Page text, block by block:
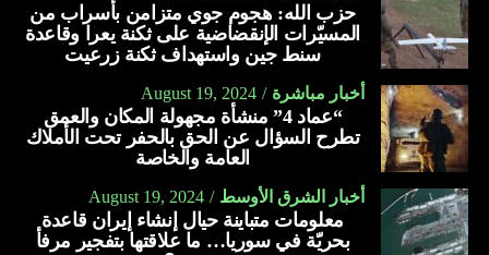
حزب الله: هجوم جوي متزامن بأسراب من
المسيّرات الإنقضاضية على ثكنة يعرا وقاعدة
سنط جين واستهداف ثكنة زرعيت
أخبار مباشرة August 19, 2024
“عماد 4” منشأة مجهولة المكان والعمق
تطرح السؤال عن الحق بالحفر تحت الأملاك
العامة والخاصة
أخبار الشرق الأوسط August 19, 2024
معلومات متباينة حيال إنشاء إيران قاعدة
بحريّة في سوريا… ما علاقتها بتفجير مرفأ